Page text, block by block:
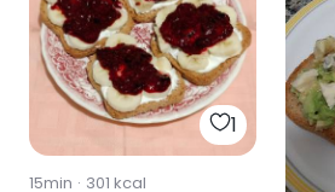
1
15min · 301 kcal